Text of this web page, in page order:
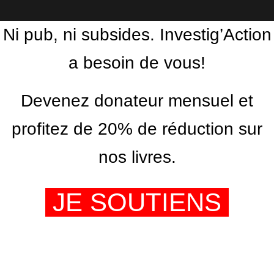
Ni pub, ni subsides. Investig’Action
a besoin de vous!
Devenez donateur mensuel et
profitez de 20% de réduction sur
nos livres.
JE SOUTIENS